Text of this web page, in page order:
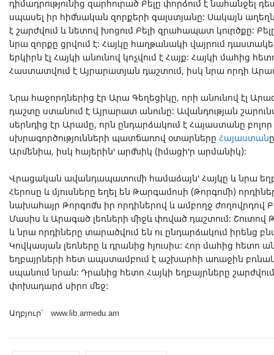
դիմադրությունից զարհուրած Բելը փորձում է նահանջել
սպասել իր հիմնական զորքերի գալստյանը։ Սակայն
է շարժվում և նետով խոցում Բելի զրահապատ կուրծքը։
նրա զորքը ցրվում է։ Հայկը հաղթանակի վայրում
երկիրն էլ Հայկի անունով կոչվում է Հայք։ Հայկի մահից
Հաստատվում է Այրարատյան դաշտում, իսկ նրա որդի
Նրա հաջորդներից էր Արա Գեղեցիկը, որի անունով էլ
դաշտը ստանում է Այրարատ անունը։ Ավանդության
սերնդից էր Արամը, որն ընդարձակում է Հայաստանը բոլոր
սխրագործությունների պատճառով օտարները Հայաստան
Արմենիա, իսկ հայերին՝ արմնիկ (իմացի՛ր արմանիկ)։
Վրացական ավանդապատումի համաձայն՝ Հայկը և նրա
Հերոսը և մյուսները եղել են Թարգամոսի (Թորգոմի)
նախահայր Թորգոմն իր որդիներով և ամբողջ ժողովրդով
Մասիս և Արագած լեռների միջև փռված դաշտում։ Շուտով
և նրա որդիները տարածվում են ու ընդարձակում իրենց
Կովկասյան լեռները և դրանից հյուսիս։ Հոր մահից հետո
եղբայրների հետ ապստամբում է աշխարհի առաջին
սպանում նրան։ Դրանից հետո Հայկի եղբայրները
փոխադարձ սիրո մեջ:
Աղբյուր` www.lib.armedu.am